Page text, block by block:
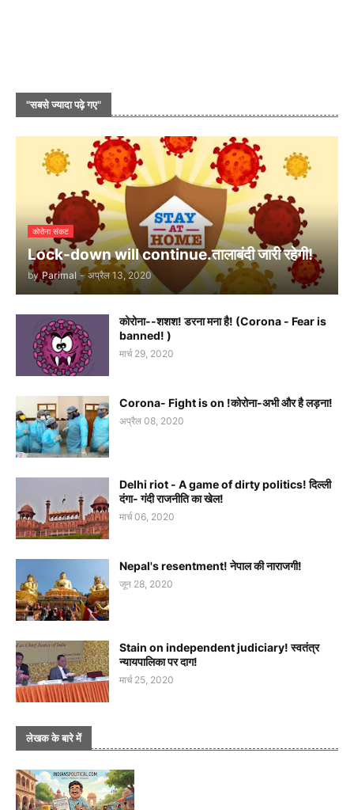
"सबसे ज्यादा पढ़े गए"
कोरोना संकट
Lock-down will continue.तालाबंदी जारी रहेगी!
by Parimal - अप्रैल 13, 2020
कोरोना--शशश! डरना मना है! (Corona - Fear is
banned! )
मार्च 29, 2020
Corona- Fight is on !कोरोना-अभी और है लड़ना!
अप्रैल 08, 2020
Delhi riot - A game of dirty politics! दिल्ली
दंगा- गंदी राजनीति का खेल!
मार्च 06, 2020
Nepal's resentment! नेपाल की नाराजगी!
जून 28, 2020
Stain on independent judiciary! स्वतंत्र
न्यायपालिका पर दाग!
मार्च 25, 2020
लेखक के बारे में